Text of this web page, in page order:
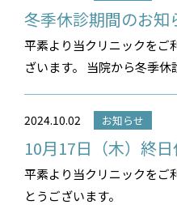
冬季休診期間のお知
平素より当クリニックをご
ざいます。 当院から冬季休
2024.10.02 お知らせ
10月17日（木）終
平素より当クリニックをご
とうございます。